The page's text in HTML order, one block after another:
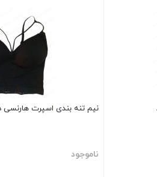
نیم تنه بندی اسپرت هارنسی
ناموجود